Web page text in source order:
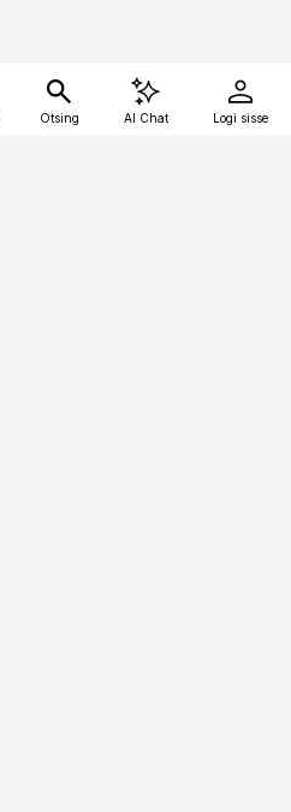
Otsing AI Chat Logi sisse